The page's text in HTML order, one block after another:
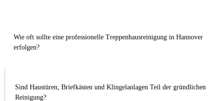
Wie oft sollte eine professionelle Treppenhausreinigung in Hannover
erfolgen?
Sind Haustüren, Briefkästen und Klingelanlagen Teil der gründlichen
Reinigung?